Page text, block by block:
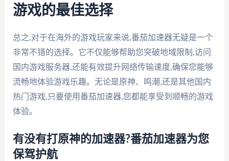
游戏的最佳选择
总之,对于在海外的游戏玩家来说,番茄加速器无疑是一个
非常不错的选择。它不仅能够帮助您突破地域限制,访问
国内游戏服务器,还能有效提升网络传输速度,确保您能够
流畅地体验游戏乐趣。无论是原神、鸣潮,还是其他国内
热门游戏,只要使用番茄加速器,您都能享受到顺畅的游戏
体验。
有没有打原神的加速器?番茄加速器为您
保驾护航